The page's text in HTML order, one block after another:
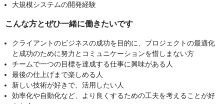
大規模システムの開発経験
こんな方とぜひ一緒に働きたいです
クライアントのビジネスの成功を目的に、プロジェクトの最適化
と成功のために努力とコミュニケーションを惜しまない方
チームで一つの目標を達成する仕事に興味がある人
最後の仕上げまで楽しめる人
新しい技術が好きで、活用したい人
効率化や自動化など、より良くするための工夫を考えることが好